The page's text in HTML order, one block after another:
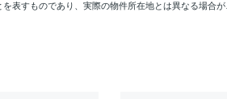
表すものであり、実際の物件所在地とは異なる場合が